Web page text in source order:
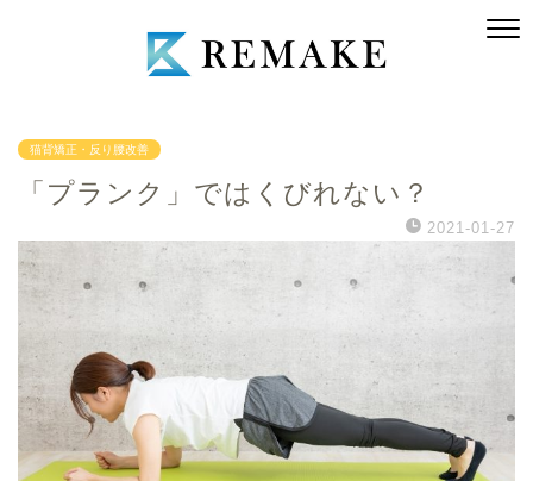
猫背矯正・反り腰改善
「プランク」ではくびれない？
2021-01-27